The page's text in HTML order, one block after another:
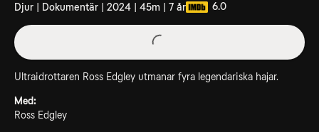
Djur | Dokumentär | 2024 | 45m | 7 år 6.0
Ultraidrottaren Ross Edgley utmanar fyra legendariska hajar.
Med:
Ross Edgley